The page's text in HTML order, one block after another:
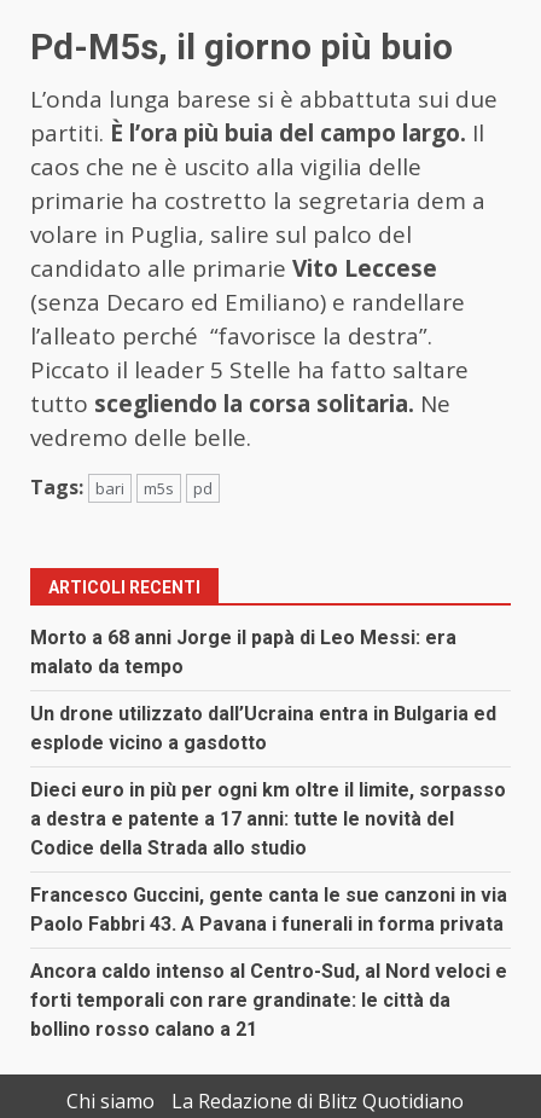
Pd-M5s, il giorno più buio
L’onda lunga barese si è abbattuta sui due
partiti. È l’ora più buia del campo largo. Il
caos che ne è uscito alla vigilia delle
primarie ha costretto la segretaria dem a
volare in Puglia, salire sul palco del
candidato alle primarie Vito Leccese
(senza Decaro ed Emiliano) e randellare
l’alleato perché “favorisce la destra”.
Piccato il leader 5 Stelle ha fatto saltare
tutto scegliendo la corsa solitaria. Ne
vedremo delle belle.
Tags: bari m5s pd
ARTICOLI RECENTI
Morto a 68 anni Jorge il papà di Leo Messi: era
malato da tempo
Un drone utilizzato dall’Ucraina entra in Bulgaria ed
esplode vicino a gasdotto
Dieci euro in più per ogni km oltre il limite, sorpasso
a destra e patente a 17 anni: tutte le novità del
Codice della Strada allo studio
Francesco Guccini, gente canta le sue canzoni in via
Paolo Fabbri 43. A Pavana i funerali in forma privata
Ancora caldo intenso al Centro-Sud, al Nord veloci e
forti temporali con rare grandinate: le città da
bollino rosso calano a 21
Chi siamo
La Redazione di Blitz Quotidiano